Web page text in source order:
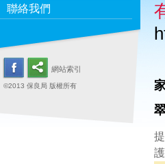
聯絡我們
網站索引
©2013 保良局 版權所有